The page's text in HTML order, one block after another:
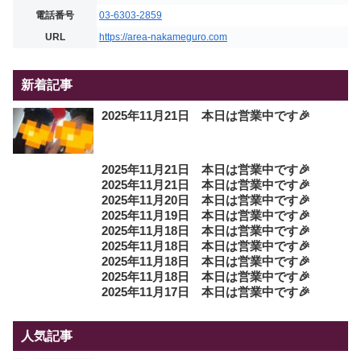
電話番号
03-6303-2859
URL
https://area-nakameguro.com
新着記事
2025年11月21日 本日は営業中です🎉
2025年11月21日 本日は営業中です🎉
2025年11月21日 本日は営業中です🎉
2025年11月20日 本日は営業中です🎉
2025年11月19日 本日は営業中です🎉
2025年11月18日 本日は営業中です🎉
2025年11月18日 本日は営業中です🎉
2025年11月18日 本日は営業中です🎉
2025年11月18日 本日は営業中です🎉
2025年11月17日 本日は営業中です🎉
人気記事